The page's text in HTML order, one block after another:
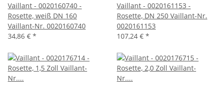
Vaillant - 0020160740 -
Rosette, weiß DN 160
Vaillant-Nr. 0020160740
34,86 € *
Vaillant - 0020161153 -
Rosette, DN 250 Vaillant-Nr.
0020161153
107,24 € *